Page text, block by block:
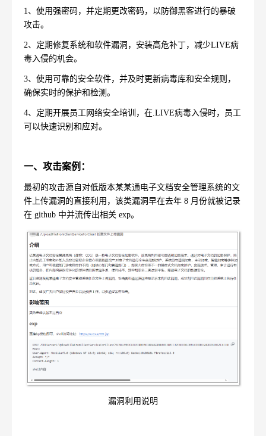
1、使用强密码，并定期更改密码，以防御黑客进行的暴破
攻击。
2、定期修复系统和软件漏洞，安装高危补丁，减少LIVE病
毒入侵的机会。
3、使用可靠的安全软件，并及时更新病毒库和安全规则，
确保实时的保护和检测。
4、定期开展员工网络安全培训，在.LIVE病毒入侵时，员工
可以快速识别和应对。
一、攻击案例：
最初的攻击源自对低版本某某通电子文档安全管理系统的文
件上传漏洞的直接利用，该类漏洞早在去年 8 月份就被记录
在 github 中并流传出相关 exp。
漏洞利用说明